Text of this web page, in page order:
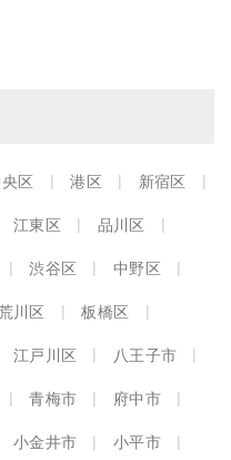
区 港区 新宿区
江東区 品川区
渋谷区 中野区
川区 板橋区
江戸川区 八王子市
青梅市 府中市
小金井市 小平市